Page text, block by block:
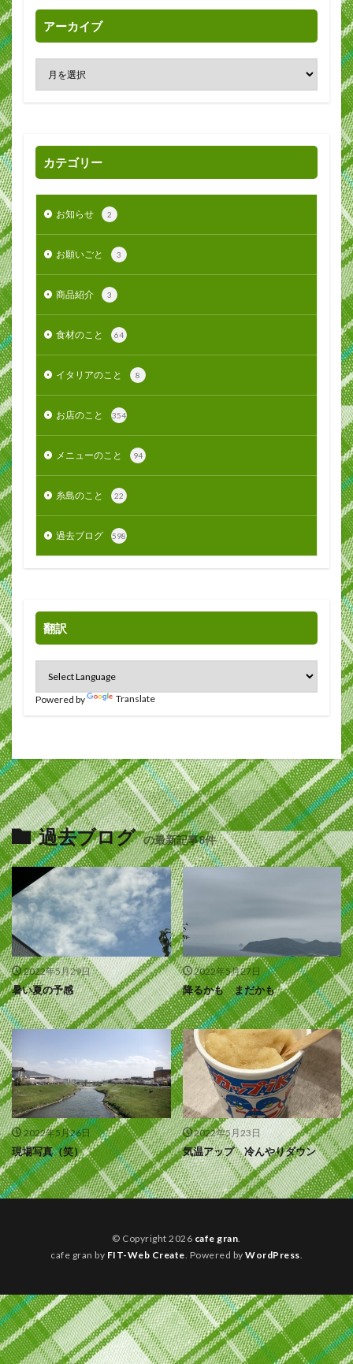
アーカイブ
カテゴリー
お知らせ 2
お願いごと 3
商品紹介 3
食材のこと 64
イタリアのこと 8
お店のこと 354
メニューのこと 94
糸島のこと 22
過去ブログ 598
翻訳
Powered by Translate
過去ブログ の最新記事8件
2022年5月29日
暑い夏の予感
2022年5月27日
降るかも まだかも
2022年5月26日
現場写真（笑）
2022年5月23日
気温アップ 冷んやりダウン
© Copyright 2026 cafe gran.
cafe gran by FIT-Web Create. Powered by WordPress.